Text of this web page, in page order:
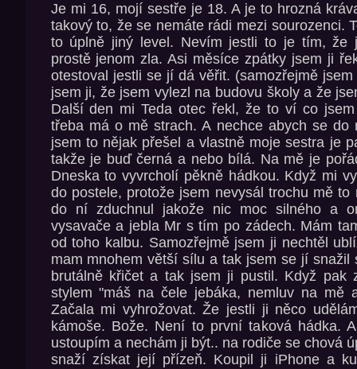
Je mi 16, mojí sestře je 18. A je to hrozná
takový to, že se nemáte rádi mezi sourozenci.
to úplně jiný level. Nevím jestli to je tím, že
prostě jenom zla. Asi měsíce zpátky jsem ji
otestoval jestli se jí dá věřit. (samozřejmě
jsem ji, že jsem vylezl na budovu školy a že
Další den mi Teda otec řekl, že to ví co
třeba má o mě strach. A nechce abych se do
jsem to nějak přešel a vlastně moje sestra je
takže je buď černá a nebo bílá. Na mě je
Dneska to vyvrcholí pěkně hádkou. Když mi
do postele, protože jsem nevysál trochu mě to
do ní zduchnul jakože nic moc silného a
vysavače a jebla Mr s tím po zádech. Mám
od toho kalbu. Samozřejmě jsem ji nechtěl
mam mnohem větší sílu a tak jsem se jí snažil
brutálně křičet a tak jsem ji pustil. Když pak
stylem "máš na čele jebáka, nemluv na mě
Začala mi vyhrožovat. Že jestli ji něco
kámoše. Bože. Není to první taková hádka.
ustoupím a nechám ji být.. na rodiče se chová
snaží získat její přízeň. Koupil ji iPhone a